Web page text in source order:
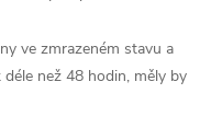
ve zmrazeném stavu a
než 48 hodin, měly by